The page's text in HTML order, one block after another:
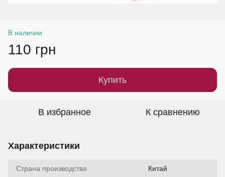
В наличии
110 грн
Купить
В избранное К сравнению
Характеристики
Страна производства Китай